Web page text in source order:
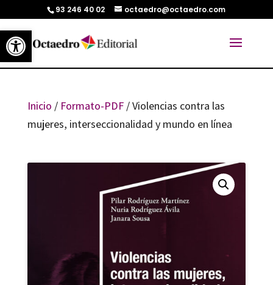
Abrir barra de herramientas
93 246 40 02 octaedro@octaedro.com
Inicio / Formato-PDF/ Violencias contra las
mujeres, interseccionalidad y mundo en línea